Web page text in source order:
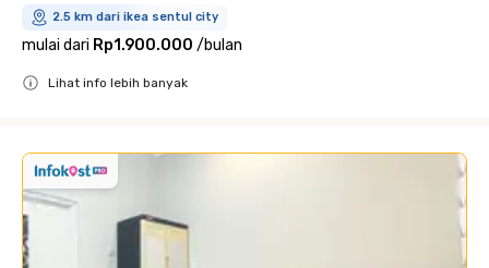
2.5 km dari ikea sentul city
mulai dari Rp1.900.000 /bulan
Lihat info lebih banyak